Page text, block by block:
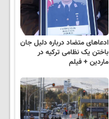
ادعاهای متضاد درباره دلیل جان
باختن یک نظامی ترکیه‌ در
ماردین + فیلم